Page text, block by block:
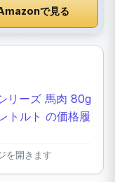
で見る
を開きます